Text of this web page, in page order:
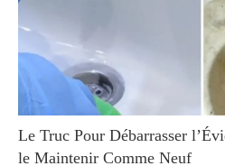
Le Truc Pour Débarrasser
le Maintenir Comme Neuf